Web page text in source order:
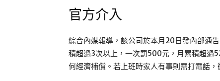
官方介入
綜合內媒報導，該公司於本月20日發內部通
積超過3次以上，一次罰500元，月累積超過
何經濟補償。若上班時家人有事則需打電話